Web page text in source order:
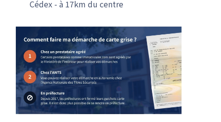
Cédex - à 17km du centre